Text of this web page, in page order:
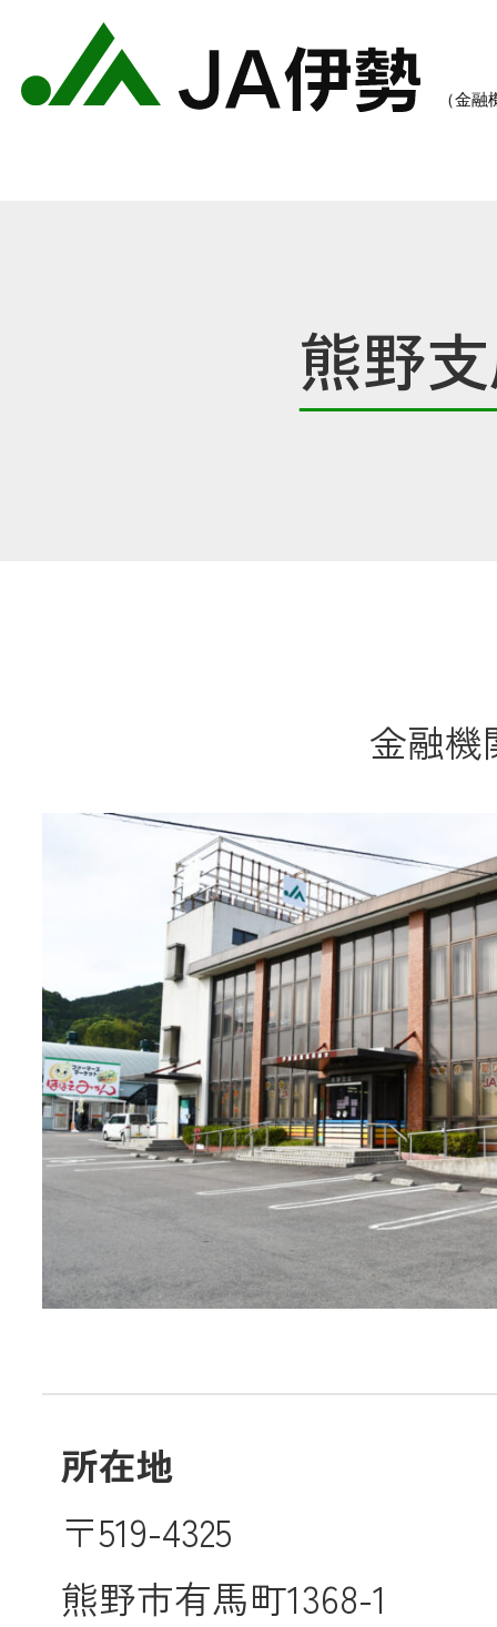
各種手数料一覧 各種
農業
JAバンク
JA共済
くらし
JA伊勢について
メールでのお
熊野
金融機
所在地
〒519-4325
熊野市有馬町1368-1